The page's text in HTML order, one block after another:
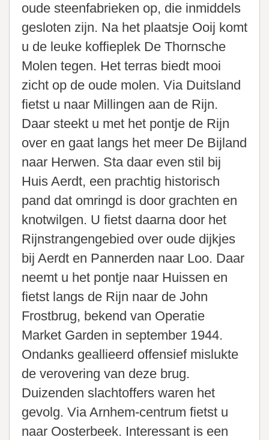
oude steenfabrieken op, die inmiddels
gesloten zijn. Na het plaatsje Ooij komt
u de leuke koffieplek De Thornsche
Molen tegen. Het terras biedt mooi
zicht op de oude molen. Via Duitsland
fietst u naar Millingen aan de Rijn.
Daar steekt u met het pontje de Rijn
over en gaat langs het meer De Bijland
naar Herwen. Sta daar even stil bij
Huis Aerdt, een prachtig historisch
pand dat omringd is door grachten en
knotwilgen. U fietst daarna door het
Rijnstrangengebied over oude dijkjes
bij Aerdt en Pannerden naar Loo. Daar
neemt u het pontje naar Huissen en
fietst langs de Rijn naar de John
Frostbrug, bekend van Operatie
Market Garden in september 1944.
Ondanks geallieerd offensief mislukte
de verovering van deze brug.
Duizenden slachtoffers waren het
gevolg. Via Arnhem-centrum fietst u
naar Oosterbeek. Interessant is een